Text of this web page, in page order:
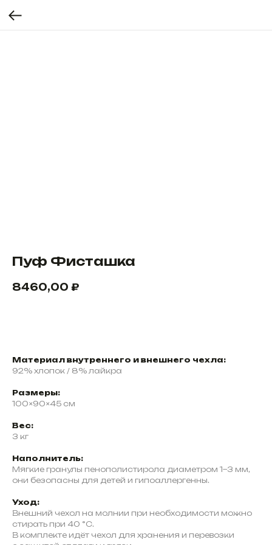
Пуф Фисташка
8460,00 ₽
Материал внутреннего и внешнего чехла:
92% хлопок / 8% лайкра
Размеры:
100×90×45 см
Вес:
3 кг
Наполнитель:
Мягкие гранулы пенополистирола диаметром 1−3 мм,
они безопасны для детей и гипоаллергенны.
Уход:
Внешний чехол на молнии при необходимости можно
стирать при 40 °C.
В комплекте идёт чехол для хранения и перевозки